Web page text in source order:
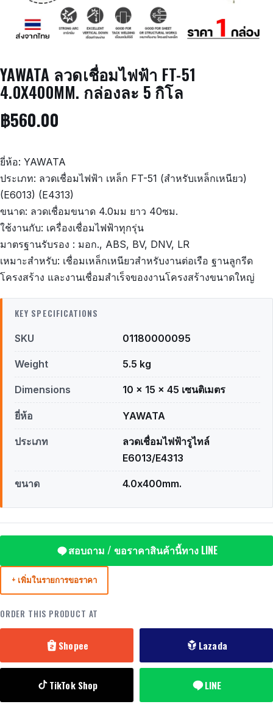
YAWATA ลวดเชื่อมไฟฟ้า FT-51
4.0X400MM. กล่องละ 5 กิโล
฿560.00
ยี่ห้อ: YAWATA
ประเภท: ลวดเชื่อมไฟฟ้า เหล็ก FT-51 (สำหรับเหล็กเหนียว)
(E6013) (E4313)
ขนาด: ลวดเชื่อมขนาด 4.0มม ยาว 40ซม.
ใช้งานกับ: เครื่องเชื่อมไฟฟ้าทุกรุ่น
มาตรฐานรับรอง : มอก., ABS, BV, DNV, LR
เหมาะสำหรับ: เชื่อมเหล็กเหนียวสำหรับงานต่อเรือ ฐานลูกรีด
โครงสร้าง และงานเชื่อมสำเร็จของงานโครงสร้างขนาดใหญ่
KEY SPECIFICATIONS
SKU 01180000095
Weight 5.5 kg
Dimensions 10 × 15 × 45 เซนติเมตร
ยี่ห้อ YAWATA
ประเภท
ลวดเชื่อมไฟฟ้ารูไทล์
E6013/E4313
ขนาด 4.0x400mm.
สอบถาม / ขอราคาสินค้านี้ทาง LINE
+ เพิ่มในรายการขอราคา
ORDER THIS PRODUCT AT
Shopee Lazada
TikTok Shop LINE